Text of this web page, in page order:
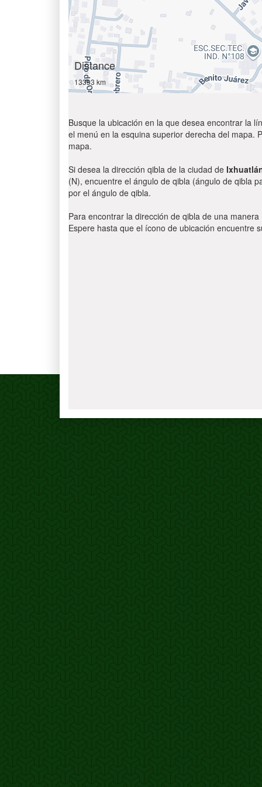
Distance
13393 km
Busque la ubicación en la que desea encontrar la
el menú en la esquina superior derecha del mapa.
mapa.
Si desea la dirección qibla de la ciudad de
(N), encuentre el ángulo de qibla (ángulo de qibla
por el ángulo de qibla.
Para encontrar la dirección de qibla de una
Espere hasta que el ícono de ubicación encuentre